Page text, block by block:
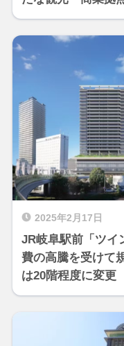
2025年2月17日
JR岐阜駅前「ツイ
費の高騰を受けて
は20階程度に変更